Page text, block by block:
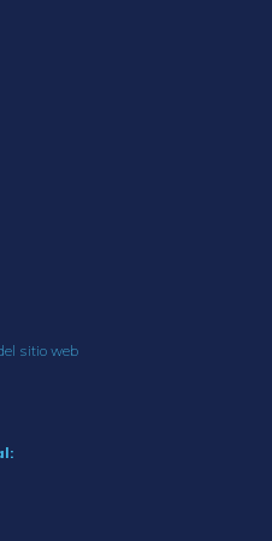
sitio web